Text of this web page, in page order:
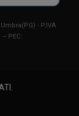
- P.IVA
– PEC: